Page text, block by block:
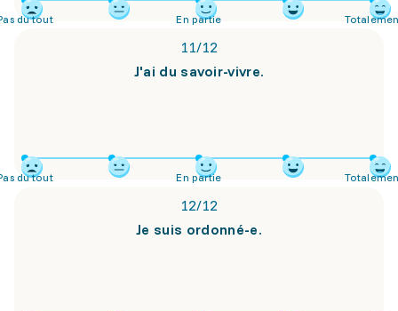
du tout En partie
11/12
J'ai du savoir-vivre.
du tout En partie
12/12
Je suis ordonné-e.